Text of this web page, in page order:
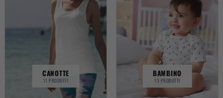
CANOTTE
11 PRODOTTI
BAMBINO
13 PRODOTTI